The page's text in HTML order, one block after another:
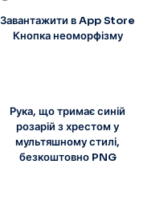
Завантажити в App Store
Кнопка неоморфізму
Рука, що тримає синій
розарій з хрестом у
мультяшному стилі,
безкоштовно PNG